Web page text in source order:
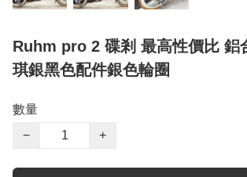
Ruhm pro 2 碟剎 最高性價比 鋁
琪銀黑色配件銀色輪圈
數量
−
+